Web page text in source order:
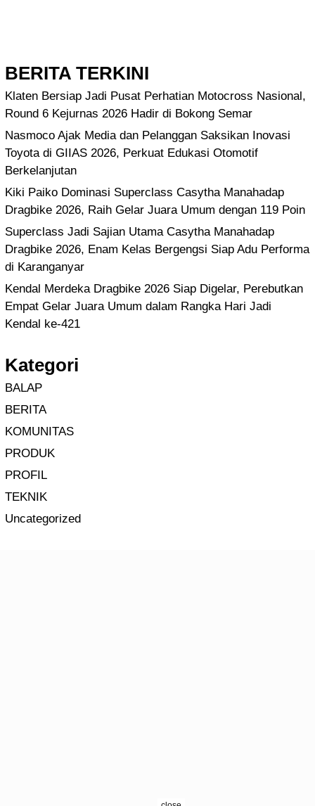
BERITA TERKINI
Klaten Bersiap Jadi Pusat Perhatian Motocross Nasional,
Round 6 Kejurnas 2026 Hadir di Bokong Semar
Nasmoco Ajak Media dan Pelanggan Saksikan Inovasi
Toyota di GIIAS 2026, Perkuat Edukasi Otomotif
Berkelanjutan
Kiki Paiko Dominasi Superclass Casytha Manahadap
Dragbike 2026, Raih Gelar Juara Umum dengan 119 Poin
Superclass Jadi Sajian Utama Casytha Manahadap
Dragbike 2026, Enam Kelas Bergengsi Siap Adu Performa
di Karanganyar
Kendal Merdeka Dragbike 2026 Siap Digelar, Perebutkan
Empat Gelar Juara Umum dalam Rangka Hari Jadi
Kendal ke-421
Kategori
BALAP
BERITA
KOMUNITAS
PRODUK
PROFIL
TEKNIK
Uncategorized